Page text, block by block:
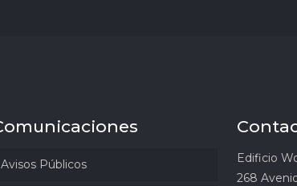
Avisos Públicos
Edificio
268